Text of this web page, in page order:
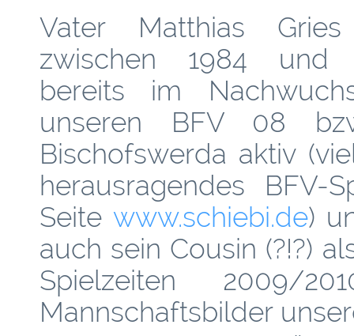
Vater Matthias
zwischen 1984 und
bereits im
unseren BFV 08
Bischofswerda aktiv
herausragendes BFV-
Seite www.schiebi.de)
auch sein Cousin (?!?)
Spielzeiten 2009/
Mannschaftsbilder